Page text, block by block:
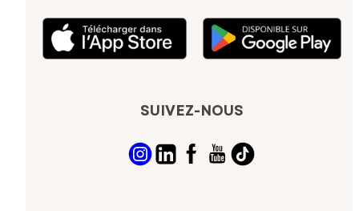
SUIVEZ-NOUS